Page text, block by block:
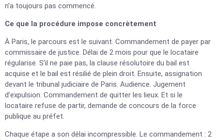
n’a toujours pas commencé.
Ce que la procédure impose concrètement
À Paris, le parcours est le suivant. Commandement de payer par
commissaire de justice. Délai de 2 mois pour que le locataire
régularise. S’il ne paie pas, la clause résolutoire du bail est
acquise et le bail est résilié de plein droit. Ensuite, assignation
devant le tribunal judiciaire de Paris. Audience. Jugement
d’expulsion. Commandement de quitter les lieux. Et si le
locataire refuse de partir, demande de concours de la force
publique au préfet.
Chaque étape a son délai incompressible. Le commandement : 2